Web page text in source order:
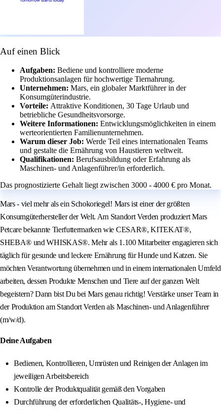
Auf einen Blick
Aufgaben: Bediene und kontrolliere moderne
Produktionsanlagen für hochwertige Tiernahrung.
Unternehmen: Mars, ein globaler Marktführer in der
Konsumgüterindustrie.
Vorteile: Attraktive Konditionen, 30 Tage Urlaub und
betriebliche Gesundheitsvorsorge.
Weitere Informationen: Entwicklungsmöglichkeiten in einem
werteorientierten Familienunternehmen.
Warum dieser Job: Werde Teil eines internationalen Teams
und gestalte die Ernährung von Haustieren weltweit.
Qualifikationen: Berufsausbildung oder Erfahrung als
Maschinen- und Anlagenführer/in erforderlich.
Das prognostizierte Gehalt liegt zwischen 3000 - 4000 € pro Monat.
Mars - viel mehr als ein Schokoriegel! Mars ist einer der größten
Konsumgüterhersteller der Welt. Am Standort Verden produziert Mars
Petcare bekannte Tierfuttermarken wie CESAR®, KITEKAT®,
SHEBA® und WHISKAS®. Mehr als 1.100 Mitarbeiter engagieren sich
täglich für gesunde und leckere Ernährung für Hunde und Katzen. Sie
möchten Verantwortung übernehmen und in einem internationalen Umfeld
arbeiten, dessen Produkte Menschen und Tiere auf der ganzen Welt
begeistern? Dann bist Du bei Mars genau richtig! Verstärke unser Team in
der Produktion am Standort Verden als Maschinen- und Anlagenführer
(m/w/d).
Deine Aufgaben
Bedienen, Kontrollieren, Umrüsten und Reinigen der Anlagen im
jeweiligen Arbeitsbereich
Kontrolle der Produktqualität gemäß den Vorgaben
Durchführung der erforderlichen Qualitäts-, Hygiene- und